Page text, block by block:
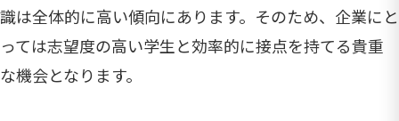
識は全体的に高い傾向にあります。そのため、企業にと
っては志望度の高い学生と効率的に接点を持てる貴重
な機会となります。